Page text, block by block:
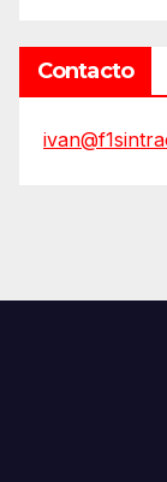
Contacto